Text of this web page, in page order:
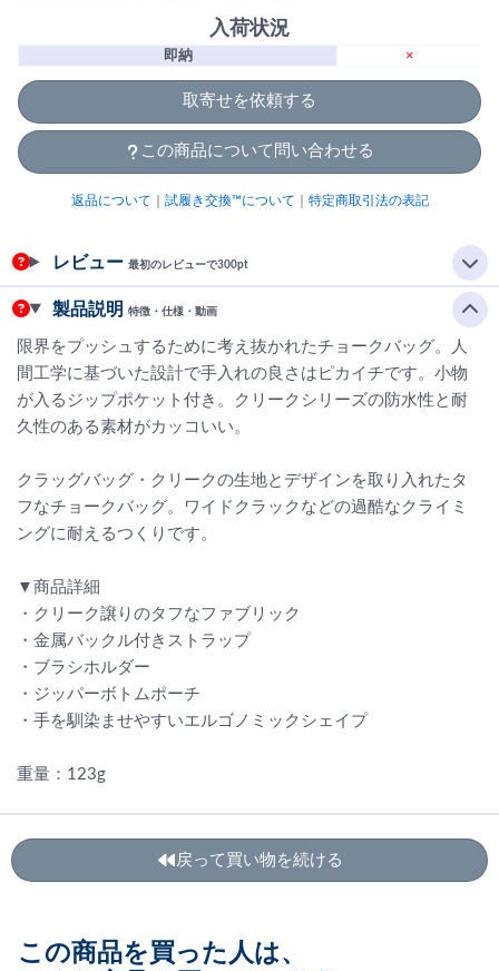
入荷状況
即納 ×
取寄せを依頼する
この商品について問い合わせる
返品について 試履き交換™について 特定商取引法の表記
レビュー 最初のレビューで300pt
製品説明 特徴・仕様・動画
限界をプッシュするために考え抜かれたチョークバッグ。人
間工学に基づいた設計で手入れの良さはピカイチです。小物
が入るジップポケット付き。クリークシリーズの防水性と耐
久性のある素材がカッコいい。
クラッグバッグ・クリークの生地とデザインを取り入れたタ
フなチョークバッグ。ワイドクラックなどの過酷なクライミ
ングに耐えるつくりです。
▼商品詳細
・クリーク譲りのタフなファブリック
・金属バックル付きストラップ
・ブラシホルダー
・ジッパーボトムポーチ
・手を馴染ませやすいエルゴノミックシェイプ
重量：123g
戻って買い物を続ける
この商品を買った人は、